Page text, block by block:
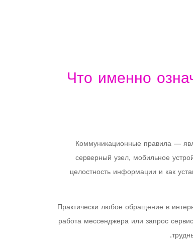
Что именно
Коммуникационные правила —
серверный узел, мобильное
целостность информации и как
Практически любое обращение в
работа мессенджера или запрос